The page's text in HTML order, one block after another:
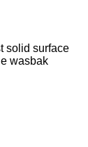
solid surface
wasbak